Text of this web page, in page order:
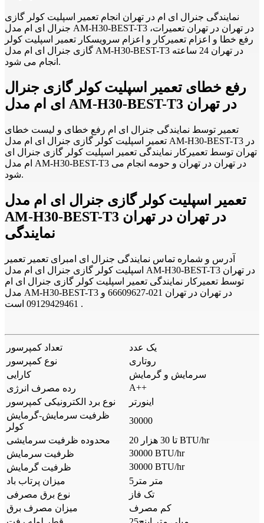
نمایندگی جنرال ای ام در تهران انجام تعمیر اسپلیت کولر گازی
جنرال ای ام مدل AM-H30-BEST-T3 در تهران در تهران تعمیرات،
رفع خطا و اعزام تعمیرکار و اعزام سرویسکار تعمیر اسپلیت کولر
گازی جنرال ای ام مدل AM-H30-BEST-T3 در تهران 24 ساعته
انجام می شود.
رفع خطای تعمیر اسپلیت کولر گازی جنرال
ای ام مدل AM-H30-BEST-T3 در تهران
تعمیر توسط نمایندگی جنرال ای ام رفع خطای و لیست خطای
تعمیر اسپلیت کولر گازی جنرال ای ام مدل AM-H30-BEST-T3 در
تهران توسط تعمیرکار نمایندگی تعمیر اسپلیت کولر گازی جنرال ای
ام مدل AM-H30-BEST-T3 در تهران در تهران و حومه انجام می
شود.
تعمیر اسپلیت کولر گازی جنرال ای ام مدل
AM-H30-BEST-T3 در تهران در تهران
نمایندگی
آدرس و شماره تماس نمایندگی جنرال ای امبرای تعمیر تعمیر
اسپلیت کولر گازی جنرال ای ام مدل AM-H30-BEST-T3 در تهران
توسط تعمیرکار نمایندگی تعمیر اسپلیت کولر گازی جنرال ای ام
مدل AM-H30-BEST-T3 در تهران در تهران 021-66609627 و
09129429461 است .
تعداد کمپرسور
یک عدد
نوع کمپرسور
روتاری
کارایی
سرمایش و گرمایش
رده مصرف انرژی
A++
نوع برد الکترونیکی کمپرسور
اینورتر
ظرفیت سرمایش-گرمایش
کولر
30000
محدوده ظرفیت سرمایشی
20 تا 30 هزار BTU/hr
ظرفیت سرمایش
30000 BTU/hr
ظرفیت گرمایش
30000 BTU/hr
میزان پرتاب باد
5متر متر
نوع برق مصرفی
تک فاز
میزان مصرف برق
کم مصرف